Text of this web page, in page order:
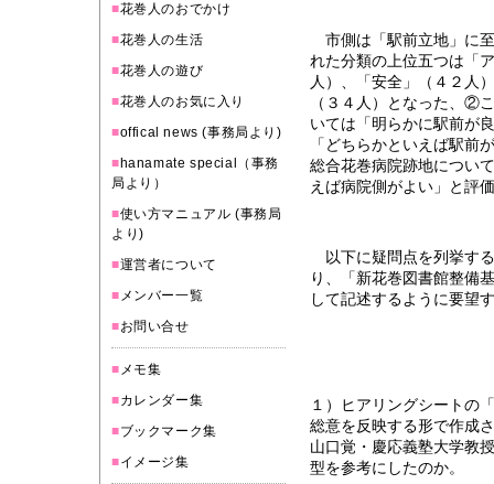
■花巻人のおでかけ
■花巻人の生活
■花巻人の遊び
■花巻人のお気に入り
■offical news (事務局より)
■hanamate special（事務
局より）
■使い方マニュアル (事務局
より)
■運営者について
■ メンバー一覧
■お問い合せ
■ メモ集
■カレンダー集
■ブックマーク集
■イメージ集
市側は「駅前立地」に
れた分類の上位五つは「
人）、「安全」（４２人
（３４人）となった、②
いては「明らかに駅前が
「どちらかといえば駅前
総合花巻病院跡地につい
えば病院側がよい」と評
以下に疑問点を列挙す
り、「新花巻図書館整備
して記述するように要望
１）ヒアリングシートの
総意を反映する形で作成
山口覚・慶応義塾大学教
型を参考にしたのか。